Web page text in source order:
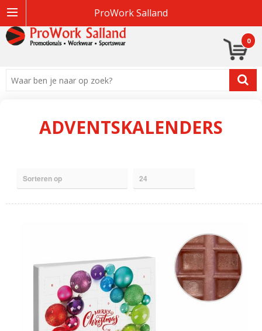
ProWork Salland
0
ADVENTSKALENDERS